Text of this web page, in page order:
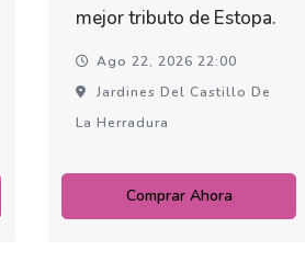
mejor tributo de Estopa.
Ago 22, 2026 22:00
Jardines Del Castillo De
La Herradura
Comprar Ahora